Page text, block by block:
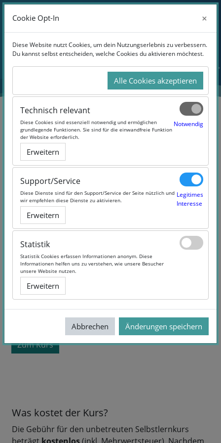
Zum Hauptinhalt
Website-Übersicht
Anmelden
Smarter German -
Wortschatztraining A1.2
Kurslaufzeit:Selbstlernangebot
Zum Kurs
Was kostet der Kurs?
Die Gebühr für den unbetreuten Selbstlernkurs
Cookie Opt-In ×
Diese Website nutzt Cookies, um dein Nutzungserlebnis zu verbessern.
Du kannst selbst entscheiden, welche Cookies du aktivieren möchtest.
Alle Cookies akzeptieren
Technisch relevant
Diese Cookies sind essenziell notwendig und ermöglichen
grundlegende Funktionen. Sie sind für die einwandfreie Funktion
der Website erforderlich.
Notwendig
Erweitern
Support/Service
Diese Dienste sind für den Support/Service der Seite nützlich und
wir empfehlen diese Dienste zu aktivieren.
Legitimes
Interesse
Erweitern
Statistik
Statistik Cookies erfassen Informationen anonym. Diese
Informationen helfen uns zu verstehen, wie unsere Besucher
unsere Website nutzen.
Erweitern
Abbrechen Änderungen speichern
Cookie Opt-In ×
Diese Website nutzt Cookies, um dein Nutzungserlebnis zu verbessern.
Du kannst selbst entscheiden, welche Cookies du aktivieren möchtest.
Alle Cookies akzeptieren
Technisch relevant
Diese Cookies sind essenziell notwendig und ermöglichen
grundlegende Funktionen. Sie sind für die einwandfreie Funktion
der Website erforderlich.
Notwendig
Erweitern
Support/Service
Diese Dienste sind für den Support/Service der Seite nützlich und
wir empfehlen diese Dienste zu aktivieren.
Legitimes
Interesse
Erweitern
Statistik
Statistik Cookies erfassen Informationen anonym. Diese
Informationen helfen uns zu verstehen, wie unsere Besucher
unsere Website nutzen.
Erweitern
Abbrechen Änderungen speichern